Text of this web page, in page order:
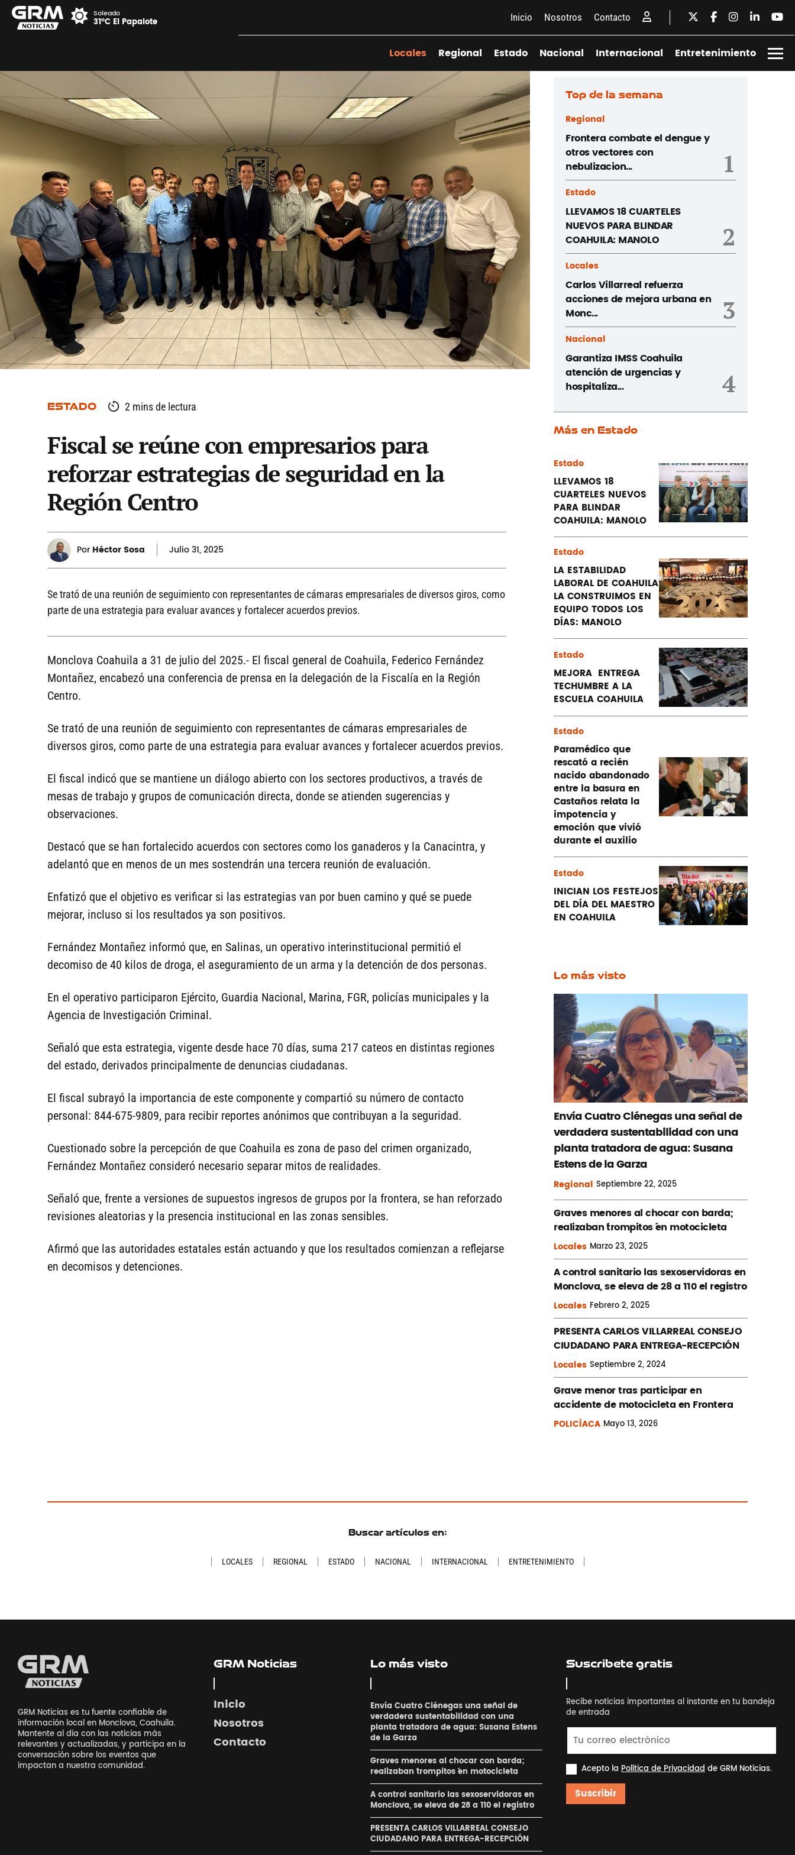
Soleado
31°C El Papalote Inicio Nosotros Contacto
Locales Regional Estado Nacional Internacional Entretenimiento
ESTADO 2 mins de lectura
Fiscal se reúne con empresarios para
reforzar estrategias de seguridad en la
Región Centro
Por Héctor Sosa Julio31, 2025
Se trató de una reunión de seguimiento con representantes de cámaras empresariales de diversos giros, como
parte de una estrategia para evaluar avances y fortalecer acuerdos previos.
Monclova Coahuila a 31 de julio del 2025.- El fiscal general de Coahuila, Federico Fernández
Montañez, encabezó una conferencia de prensa en la delegación de la Fiscalía en la Región
Centro.
Se trató de una reunión de seguimiento con representantes de cámaras empresariales de
diversos giros, como parte de una estrategia para evaluar avances y fortalecer acuerdos previos.
El fiscal indicó que se mantiene un diálogo abierto con los sectores productivos, a través de
mesas de trabajo y grupos de comunicación directa, donde se atienden sugerencias y
observaciones.
Destacó que se han fortalecido acuerdos con sectores como los ganaderos y la Canacintra, y
adelantó que en menos de un mes sostendrán una tercera reunión de evaluación.
Enfatizó que el objetivo es verificar si las estrategias van por buen camino y qué se puede
mejorar, incluso si los resultados ya son positivos.
Fernández Montañez informó que, en Salinas, un operativo interinstitucional permitió el
decomiso de 40 kilos de droga, el aseguramiento de un arma y la detención de dos personas.
En el operativo participaron Ejército, Guardia Nacional, Marina, FGR, policías municipales y la
Agencia de Investigación Criminal.
Señaló que esta estrategia, vigente desde hace 70 días, suma 217 cateos en distintas regiones
del estado, derivados principalmente de denuncias ciudadanas.
El fiscal subrayó la importancia de este componente y compartió su número de contacto
personal: 844-675-9809, para recibir reportes anónimos que contribuyan a la seguridad.
Cuestionado sobre la percepción de que Coahuila es zona de paso del crimen organizado,
Fernández Montañez consideró necesario separar mitos de realidades.
Señaló que, frente a versiones de supuestos ingresos de grupos por la frontera, se han reforzado
revisiones aleatorias y la presencia institucional en las zonas sensibles.
Afirmó que las autoridades estatales están actuando y que los resultados comienzan a reflejarse
en decomisos y detenciones.
Top de la semana
Regional
Frontera combate el dengue y
otros vectores con
nebulizacion...
1
Estado
LLEVAMOS 18 CUARTELES
NUEVOS PARA BLINDAR
COAHUILA: MANOLO
2
Locales
Carlos Villarreal refuerza
acciones de mejora urbana en
Monc...
3
Nacional
Garantiza IMSS Coahuila
atención de urgencias y
hospitaliza...
4
Más en Estado
Estado
LLEVAMOS 18
CUARTELES NUEVOS
PARA BLINDAR
COAHUILA: MANOLO
Estado
LA ESTABILIDAD
LABORAL DE COAHUILA
LA CONSTRUIMOS EN
EQUIPO TODOS LOS
DÍAS: MANOLO
Estado
MEJORA ENTREGA
TECHUMBRE A LA
ESCUELA COAHUILA
Estado
Paramédico que
rescató a recién
nacido abandonado
entre la basura en
Castaños relata la
impotencia y
emoción que vivió
durante el auxilio
Estado
INICIAN LOS FESTEJOS
DEL DÍA DEL MAESTRO
EN COAHUILA
Lo más visto
Envía Cuatro Ciénegas una señal de
verdadera sustentabilidad con una
planta tratadora de agua: Susana
Estens de la Garza
Regional Septiembre22, 2025
Graves menores al chocar con barda;
realizaban ´trompitos ´en motocicleta
Locales Marzo23, 2025
A control sanitario las sexoservidoras en
Monclova, se eleva de 28 a 110 el registro
Locales Febrero2, 2025
PRESENTA CARLOS VILLARREAL CONSEJO
CIUDADANO PARA ENTREGA-RECEPCIÓN
Locales Septiembre2, 2024
Grave menor tras participar en
accidente de motocicleta en Frontera
POLICÍACA Mayo13, 2026
Buscar artículos en:
LOCALES REGIONAL ESTADO NACIONAL INTERNACIONAL ENTRETENIMIENTO
GRM Noticias es tu fuente confiable de
información local en Monclova, Coahuila.
Mantente al día con las noticias más
relevantes y actualizadas, y participa en la
conversación sobre los eventos que
impactan a nuestra comunidad.
GRM Noticias
Inicio
Nosotros
Contacto
Lo más visto
Envía Cuatro Ciénegas una señal de
verdadera sustentabilidad con una
planta tratadora de agua: Susana Estens
de la Garza
Graves menores al chocar con barda;
realizaban ´trompitos ´en motocicleta
A control sanitario las sexoservidoras en
Monclova, se eleva de 28 a 110 el registro
PRESENTA CARLOS VILLARREAL CONSEJO
CIUDADANO PARA ENTREGA-RECEPCIÓN
Suscribete gratis
Recibe noticias importantes al instante en tu bandeja
de entrada
Acepto laPolítica de Privacidadde GRM Noticias.
Suscribir